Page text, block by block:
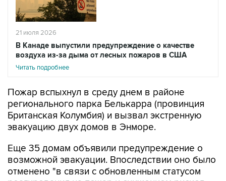
21 июля 2026
В Канаде выпустили предупреждение о качестве
воздуха из-за дыма от лесных пожаров в США
Читать подробнее
Пожар вспыхнул в среду днем в районе
регионального парка Белькарра (провинция
Британская Колумбия) и вызвал экстренную
эвакуацию двух домов в Энморе.
Еще 35 домам объявили предупреждение о
возможной эвакуации. Впоследствии оно было
отменено "в связи с обновленным статусом